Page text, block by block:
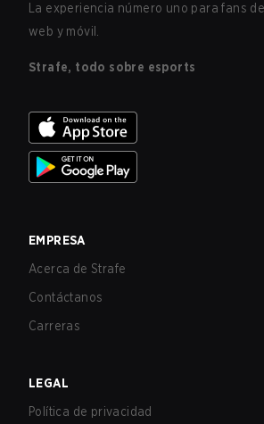
La experiencia número uno para fans
web y móvil.
Strafe, todo sobre esports
EMPRESA
Acerca de Strafe
Contáctanos
Carreras
LEGAL
Política de privacidad